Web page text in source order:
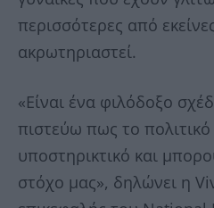
περισσότερες από
ακρωτηριαστεί.
«Είναι ένα φιλόδοξο
πιστεύω πως το πολιτικό
υποστηρικτικό και
στόχο μας», δηλώνει η